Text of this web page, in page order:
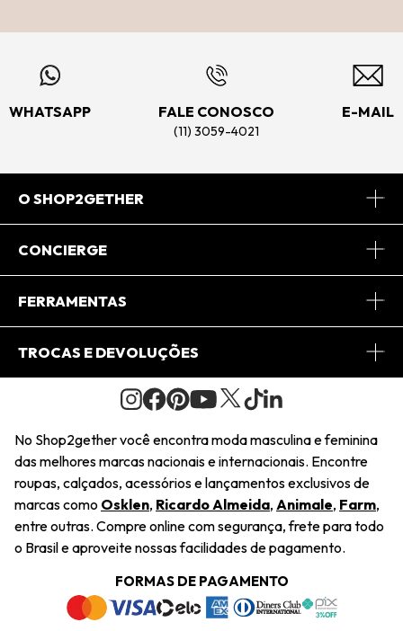
WHATSAPP FALE CONOSCO
(11) 3059-4021
E-MAIL
O SHOP2GETHER
Sobre Nós
Journal
Saiu na Mídia
Sustentabilidade
Navegando
Termos e Condições
CONCIERGE
Central de Relacionamento
Regulamento e Promoções
FERRAMENTAS
Minha Conta
Pedido de Presente
Wishlist
TROCAS E DEVOLUÇÕES
Condições Gerais
Troca Fácil
Restituição de Pagamento
Dúvidas Frequentes
Termos e Condições
Política de Privacidade
No Shop2gether você encontra moda masculina e feminina
das melhores marcas nacionais e internacionais. Encontre
roupas, calçados, acessórios e lançamentos exclusivos de
marcas como Osklen, Ricardo Almeida, Animale, Farm,
entre outras. Compre online com segurança, frete para todo
o Brasil e aproveite nossas facilidades de pagamento.
FORMAS DE PAGAMENTO